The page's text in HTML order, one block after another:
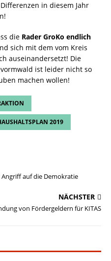
in diesem Jahr
die Rader GroKo endlich
sich mit dem vom Kreis
auseinandersetzt! Die
ist leider nicht so
machen wollen!
2019
auf die Demokratie
NÄCHSTER
von Fördergeldern für KITAS